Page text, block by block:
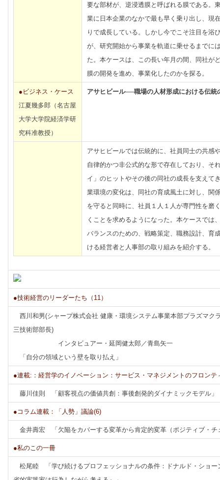
要な部材が、逆浸透膜と呼ばれる膜である。
業に日本企業のなかで最も早く乗り出し、現
りで成長している。しかし今でこそ注目を浴
が、研究開始から事業を軌道に乗せるまでに
た。本ケースは、この長い年月の間、同社が
膜の開発を進め、事業化したのかを探る。
●ビジネス・ケース
江夏幾多郎（名古屋
大学大学院経済学研
究科准教授）
アサヒビール──職場の人材形成における伝統
アサヒビールでは伝統的に、社員同士の共感
自律的かつ非公式的な形で存在しており、そ
イ」のヒットやその後の同社の成長を支えて
業環境の変化は、同社の育成風土に対し、関
を守ると同時に、社員１人１人が専門性を磨
くことを求めるようになった。本ケースでは
バランスのための、戦略策定、職務設計、育
ける経営者と人事部の取り組みを紹介する。
●技術経営のリーダーたち（11）
西川和男(シャープ株式会社 健康・環境システム事業本部プラズマク
三技術部部長)
インタビュアー・延岡健太郎／青島矢一
「自分の領域という壁を取り払え」
●連載:：経営学のイノベーション：サービス・マネジメントのフロンテ
藤川佳則 「顧客視点の価値共創：事後創発的ダイナミックモデル」
●コラム連載：「人勢」議論(6)
金井壽宏 「欠陥をカバーする変革から肯定的変革（ポジティブ・チ
●私のこの一冊
松尾睦 「学び続けるプロフェッショナルの条件：ドナルド・ショー